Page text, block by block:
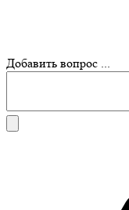
Добавить вопрос ...